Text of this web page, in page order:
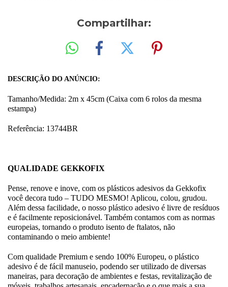
Compartilhar:
DESCRIÇÃO DO ANÚNCIO:
Tamanho/Medida: 2m x 45cm (Caixa com 6 rolos da mesma
estampa)
Referência: 13744BR
QUALIDADE GEKKOFIX
Pense, renove e inove, com os plásticos adesivos da Gekkofix
você decora tudo – TUDO MESMO! Aplicou, colou, grudou.
Além dessa facilidade, o nosso plástico adesivo é livre de resíduos
e é facilmente reposicionável. Também contamos com as normas
europeias, tornando o produto isento de ftalatos, não
contaminando o meio ambiente!
Com qualidade Premium e sendo 100% Europeu, o plástico
adesivo é de fácil manuseio, podendo ser utilizado de diversas
maneiras, para decoração de ambientes e festas, revitalização de